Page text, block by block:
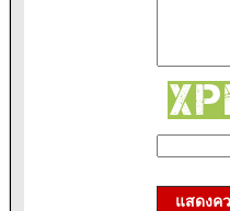
แสดงค